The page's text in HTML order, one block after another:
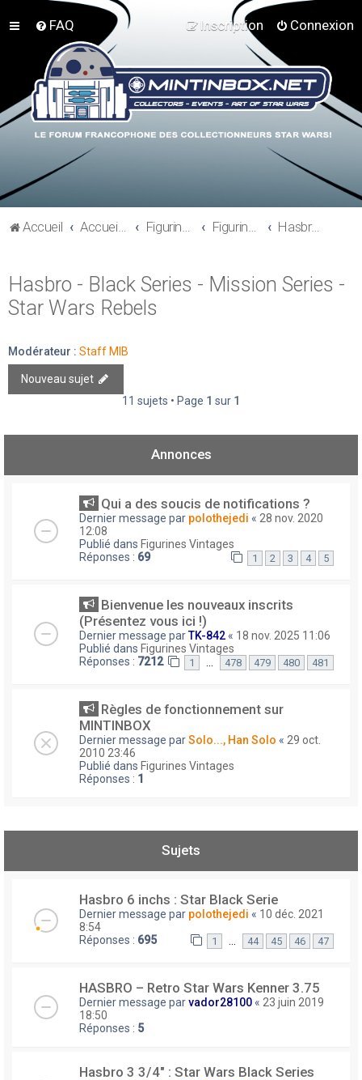
FAQ Connexion
Inscription
Accueil Accueil du forum Figurines 3"3/4, Playsets, Vaisseaux,… Figurines Actuelles Hasbro - Black Series - Mission Series - Star Wars Rebels
Hasbro - Black Series - Mission Series -
Star Wars Rebels
Modérateur : Staff MIB
Nouveau sujet
11 sujets • Page 1 sur 1
Annonces
Qui a des soucis de notifications ?
Dernier message par polothejedi « 28 nov. 2020
12:08
Publié dans Figurines Vintages
Réponses : 69 1 2 3 4 5
Bienvenue les nouveaux inscrits
(Présentez vous ici !)
Dernier message parTK-842 « 18 nov. 2025 11:06
Publié dans Figurines Vintages
Réponses : 7212 1 … 478 479 480 481
Règles de fonctionnement sur
MINTINBOX
Dernier message parSolo..., Han Solo « 29 oct.
2010 23:46
Publié dans Figurines Vintages
Réponses : 1
Sujets
Hasbro 6 inchs : Star Black Serie
Dernier message par polothejedi « 10 déc. 2021
8:54
Réponses : 695 1 … 44 45 46 47
HASBRO – Retro Star Wars Kenner 3.75
Dernier message parvador28100 « 23 juin 2019
18:50
Réponses : 5
Hasbro 3 3/4" : Star Wars Black Series